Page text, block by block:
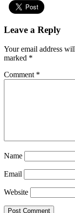
Leave a Reply
Your email address
marked *
Comment *
Name
Email
Website